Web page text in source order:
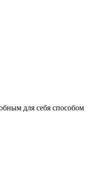
для себя способом